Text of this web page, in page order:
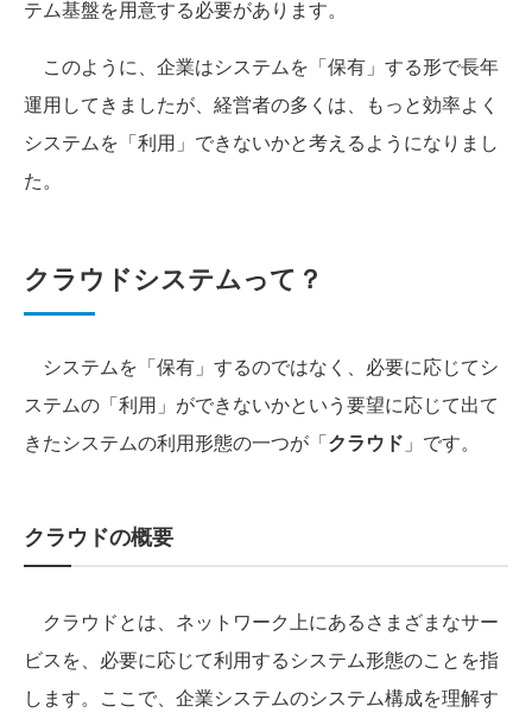
テム基盤を用意する必要があります。
このように、企業はシステムを「保有」する形で長年
運用してきましたが、経営者の多くは、もっと効率よく
システムを「利用」できないかと考えるようになりまし
た。
クラウドシステムって？
システムを「保有」するのではなく、必要に応じてシ
ステムの「利用」ができないかという要望に応じて出て
きたシステムの利用形態の一つが「クラウド 」です。
クラウドの概要
クラウドとは、ネットワーク上にあるさまざまなサー
ビスを、必要に応じて利用するシステム形態のことを指
します。ここで、企業システムのシステム構成を理解す